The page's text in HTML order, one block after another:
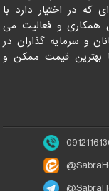
در اختیار دارد با
همکاری و فعالیت می
و سرمایه گذاران در
بهترین قیمت ممکن و